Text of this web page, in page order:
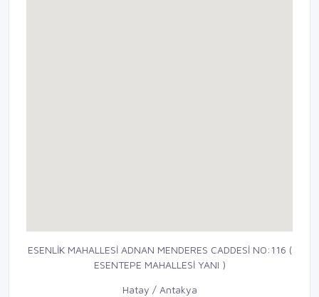
ESENLİK MAHALLESİ ADNAN MENDERES CADDESİ NO:116 (
ESENTEPE MAHALLESİ YANI )
Hatay / Antakya